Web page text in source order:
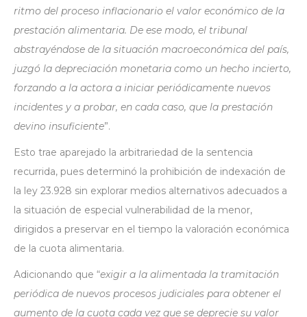
ritmo del proceso inflacionario el valor económico de la
prestación alimentaria. De ese modo, el tribunal
abstrayéndose de la situación macroeconómica del país,
juzgó la depreciación monetaria como un hecho incierto,
forzando a la actora a iniciar periódicamente nuevos
incidentes y a probar, en cada caso, que la prestación
devino insuficiente”.
Esto trae aparejado la arbitrariedad de la sentencia
recurrida, pues determinó la prohibición de indexación de
la ley 23.928 sin explorar medios alternativos adecuados a
la situación de especial vulnerabilidad de la menor,
dirigidos a preservar en el tiempo la valoración económica
de la cuota alimentaria.
Adicionando que “exigir a la alimentada la tramitación
periódica de nuevos procesos judiciales para obtener el
aumento de la cuota cada vez que se deprecie su valor